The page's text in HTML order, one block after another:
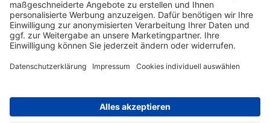
Smartphone? Dann sind Sie bei Druckerzubehoer.de genau
richtig! Unser breites Sortiment bietet unter anderem Tinte
und Toner für alle gängigen Druckermodelle – großer sowie
kleiner Hersteller. Zugleich sind wir Ihr Online Fachhandel für
einrichten, die Werkstatt ausstatten oder den Alltag mit
was Ihren Arbeitsplatz noch komfortabler macht, finden Sie
bei uns auch Bastelspaß, Schulbedarf, Beleuchtung,